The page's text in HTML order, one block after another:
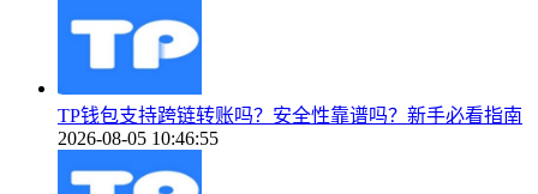
TP钱包支持跨链转账吗？安全性靠谱吗？新手必看指南
2026-08-05 10:46:55